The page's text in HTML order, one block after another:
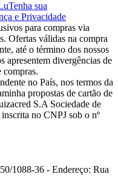
Tenha sua
e Privacidade
para compras via
Ofertas válidas na compra
até o término dos nossos
apresentem divergências de
compras.
no País, nos termos da
propostas de cartão de
S.A Sociedade de
no CNPJ sob o nº
1088-36 - Endereço: Rua